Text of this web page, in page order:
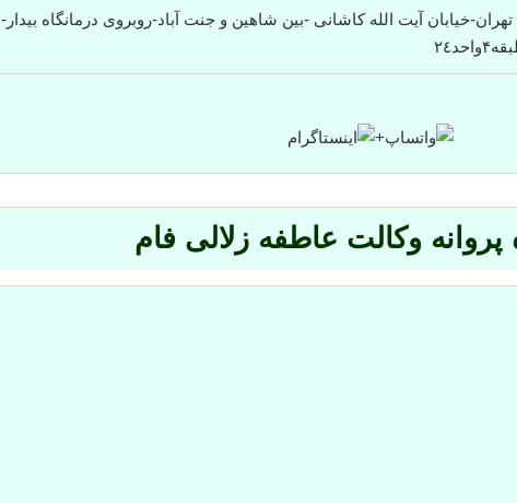
خیابان آیت الله کاشانی -بین شاهین و جنت آباد-روبروی درمانگاه بیدار-
+
وکالت عاطفه زلالی فام